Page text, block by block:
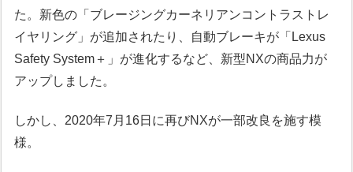
た。新色の「ブレージングカーネリアンコントラストレ
イヤリング」が追加されたり、自動ブレーキが「Lexus
Safety System＋」が進化するなど、新型NXの商品力が
アップしました。
しかし、2020年7月16日に再びNXが一部改良を施す模
様。